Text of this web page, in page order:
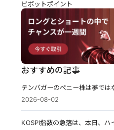
ピボットポイント
おすすめの記事
2026-08-02